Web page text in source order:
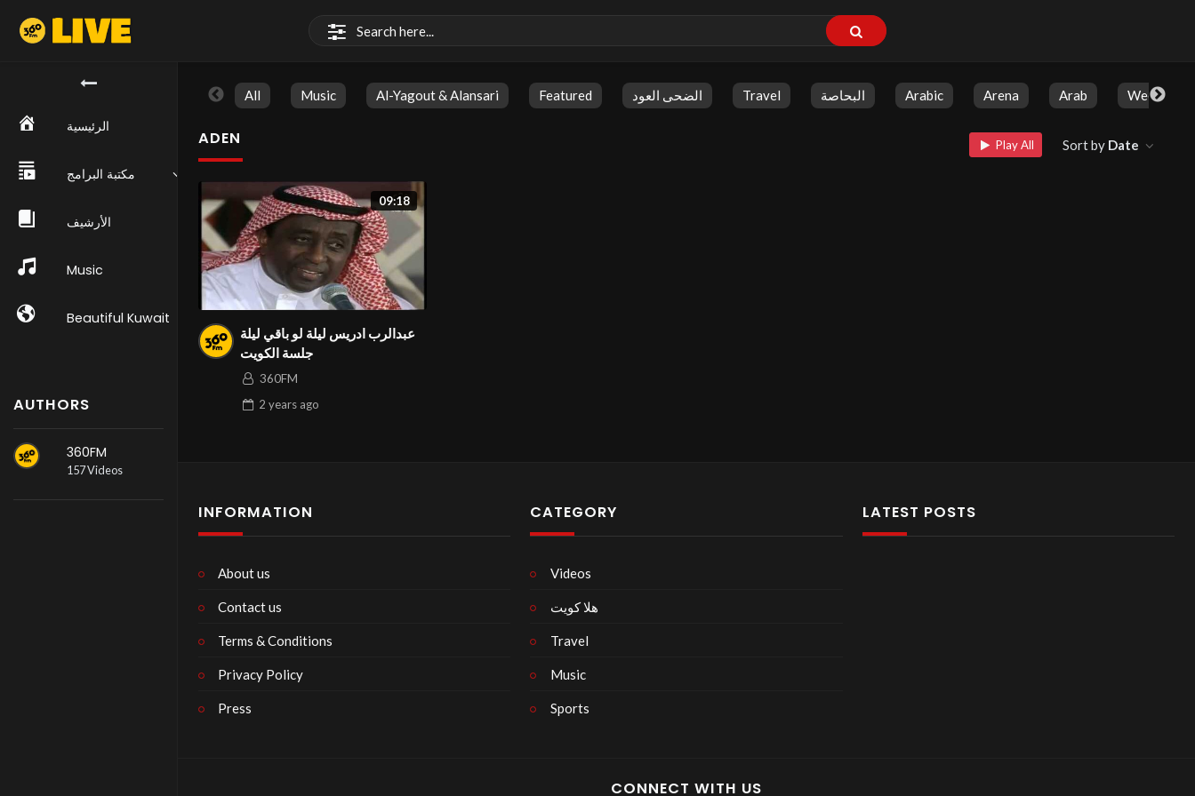
الرئيسية
مكتبة البرامج
الأرشيف
Music
Beautiful Kuwait
AUTHORS
360FM
157 Videos
All Music Al-Yagout & Alansari Featured الضحى العود Travel البحاصة Arabic Arena Arab Weekly
ADEN Play All Sort by Date
09:18
عبدالرب ادريس ليلة لو باقي ليلة
جلسة الكويت
360FM
2 years ago
INFORMATION
About us
Contact us
Terms & Conditions
Privacy Policy
Press
CATEGORY
Videos
هلا كويت
Travel
Music
Sports
LATEST POSTS
CONNECT WITH US